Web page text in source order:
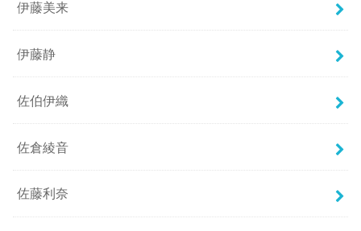
伊藤美来
伊藤静
佐伯伊織
佐倉綾音
佐藤利奈